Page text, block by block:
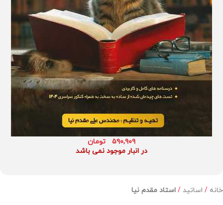
۵۹۰,۹۰۹
تومان
در انبار موجود نمی باشد
خانه اساتید استاد مقدم نیا